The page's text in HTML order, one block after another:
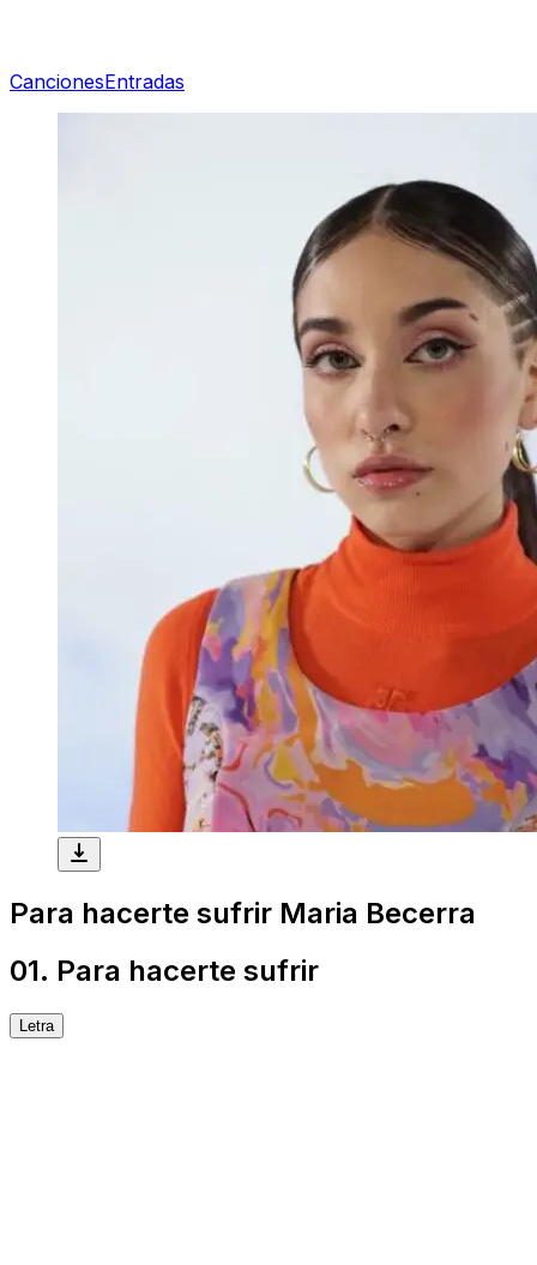
CancionesEntradas
Para hacerte sufrir Maria Becerra
01. Para hacerte sufrir
Letra